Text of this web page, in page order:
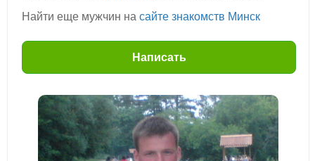
Найти еще мужчин на сайте знакомств Минск
Написать